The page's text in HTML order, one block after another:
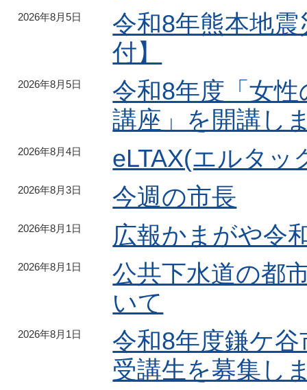
2026年8月5日
令和8年熊本地
付】
2026年8月5日
令和8年度「女
講座」を開講し
2026年8月4日 eLTAX(エルタッ
2026年8月3日 今週の市長
2026年8月1日 広報かまがや令
2026年8月1日
公共下水道の都
いて
2026年8月1日
令和8年度鎌ケ
受講生を募集し